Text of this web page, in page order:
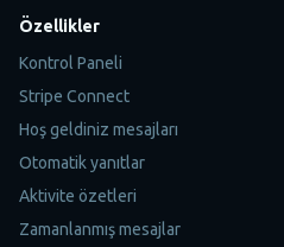
Özellikler
Kontrol Paneli
Stripe Connect
Hoş geldiniz mesajları
Otomatik yanıtlar
Aktivite özetleri
Zamanlanmış mesajlar